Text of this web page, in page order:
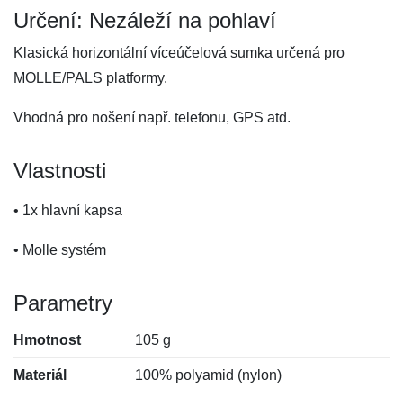
Určení: Nezáleží na pohlaví
Klasická horizontální víceúčelová sumka určená pro
MOLLE/PALS platformy.
Vhodná pro nošení např. telefonu, GPS atd.
Vlastnosti
• 1x hlavní kapsa
• Molle systém
Parametry
Hmotnost 105 g
Materiál 100% polyamid (nylon)